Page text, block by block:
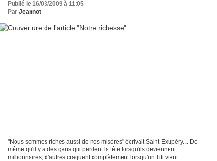
Publié le 16/03/2009 à 11:05
Par Jeannot
"Nous sommes riches aussi de nos misères" écrivait Saint-Exupéry.... De
même qu'il y a des gens qui perdent la tête lorsqu'ils deviennent
millionnaires, d'autres craquent complètement lorsqu'un Titi vient